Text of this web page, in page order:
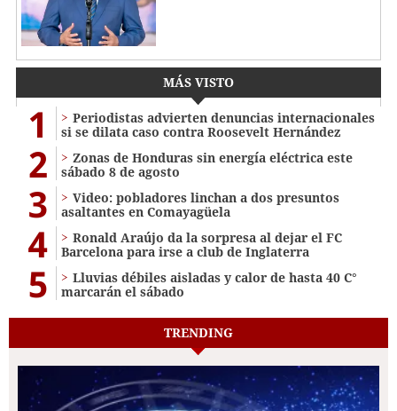
MÁS VISTO
1
Periodistas advierten denuncias internacionales
si se dilata caso contra Roosevelt Hernández
2
Zonas de Honduras sin energía eléctrica este
sábado 8 de agosto
3
Video: pobladores linchan a dos presuntos
asaltantes en Comayagüela
4
Ronald Araújo da la sorpresa al dejar el FC
Barcelona para irse a club de Inglaterra
5
Lluvias débiles aisladas y calor de hasta 40 C°
marcarán el sábado
TRENDING